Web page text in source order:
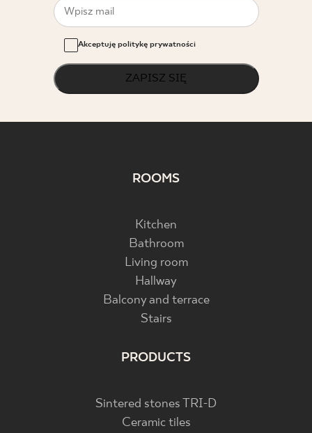
Akceptuję politykę prywatności
ZAPISZ SIĘ
ROOMS
Kitchen
Bathroom
Living room
Hallway
Balcony and terrace
Stairs
PRODUCTS
Sintered stones TRI-D
Ceramic tiles